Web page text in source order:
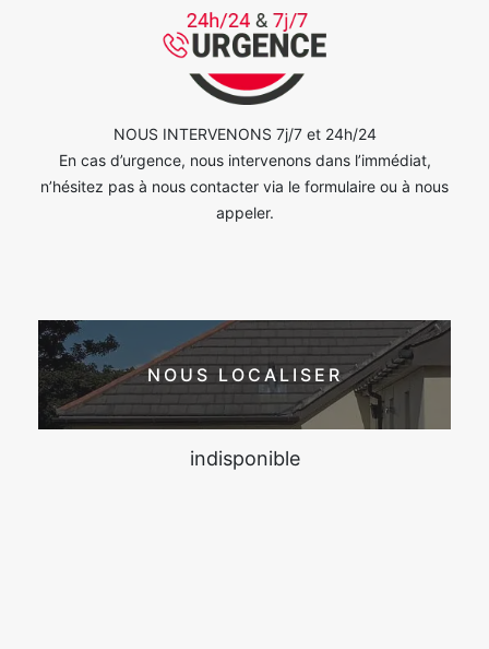
NOUS INTERVENONS 7j/7 et 24h/24
En cas d’urgence, nous intervenons dans l’immédiat,
n’hésitez pas à nous contacter via le formulaire ou à nous
appeler.
NOUS LOCALISER
indisponible